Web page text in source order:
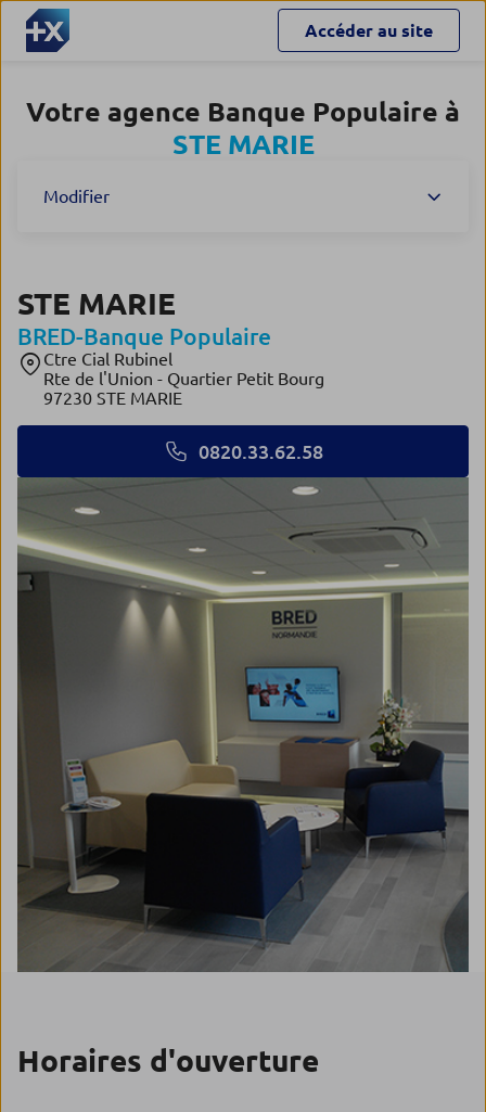
Accéder au site
Votre agence Banque Populaire à
STE MARIE
Modifier
STE MARIE
BRED-Banque Populaire
Ctre Cial Rubinel
Rte de l'Union - Quartier Petit Bourg
97230 STE MARIE
0820.33.62.58
Horaires d'ouverture